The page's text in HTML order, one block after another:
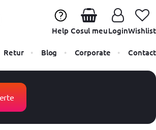
Help Cosul meuLoginWishlist
Retur Blog Corporate Contact